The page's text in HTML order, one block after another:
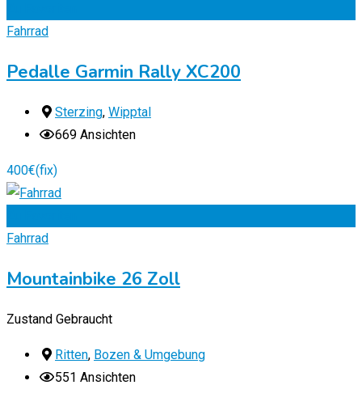
Fahrrad
Pedalle Garmin Rally XC200
Sterzing, Wipptal
669 Ansichten
400€(fix)
Fahrrad
Mountainbike 26 Zoll
Zustand Gebraucht
Ritten, Bozen & Umgebung
551 Ansichten